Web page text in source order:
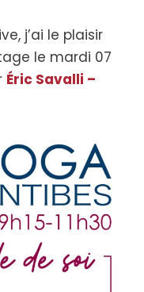
j’ai le plaisir
le mardi 07
Éric Savalli –